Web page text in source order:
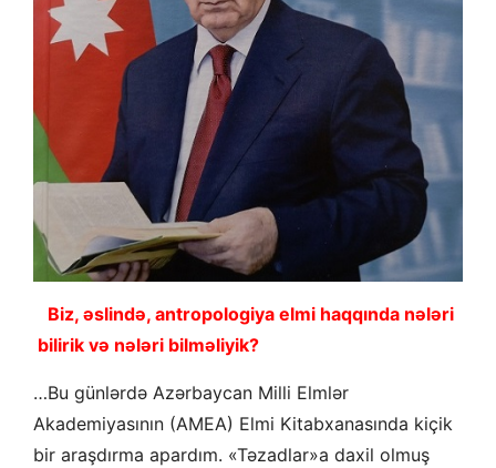
Biz, əslində, antropologiya elmi haqqında nələri
bilirik və nələri bilməliyik?
…Bu günlərdə Azərbaycan Milli Elmlər
Akademiyasının (AMEA) Elmi Kitabxanasında kiçik
bir araşdırma apardım. «Təzadlar»a daxil olmuş